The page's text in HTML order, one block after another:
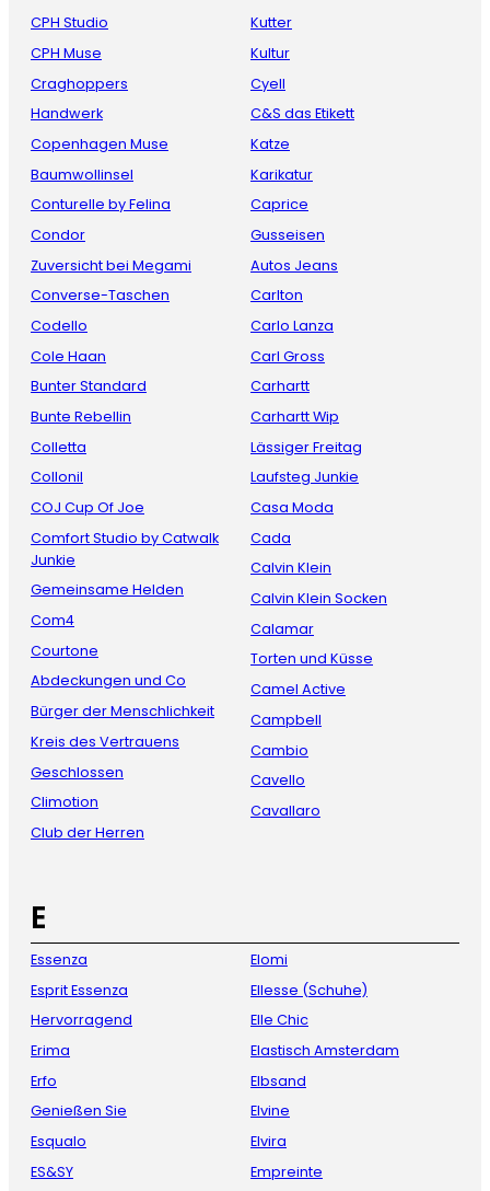
CPH Studio
CPH Muse
Craghoppers
Handwerk
Copenhagen Muse
Baumwollinsel
Conturelle by Felina
Condor
Zuversicht bei Megami
Converse-Taschen
Codello
Cole Haan
Bunter Standard
Bunte Rebellin
Colletta
Collonil
COJ Cup Of Joe
Comfort Studio by Catwalk
Junkie
Gemeinsame Helden
Com4
Courtone
Abdeckungen und Co
Bürger der Menschlichkeit
Kreis des Vertrauens
Geschlossen
Climotion
Club der Herren
Kutter
Kultur
Cyell
C&S das Etikett
Katze
Karikatur
Caprice
Gusseisen
Autos Jeans
Carlton
Carlo Lanza
Carl Gross
Carhartt
Carhartt Wip
Lässiger Freitag
Laufsteg Junkie
Casa Moda
Cada
Calvin Klein
Calvin Klein Socken
Calamar
Torten und Küsse
Camel Active
Campbell
Cambio
Cavello
Cavallaro
E
Essenza
Esprit Essenza
Hervorragend
Erima
Erfo
Genießen Sie
Esqualo
ES&SY
Elomi
Ellesse (Schuhe)
Elle Chic
Elastisch Amsterdam
Elbsand
Elvine
Elvira
Empreinte